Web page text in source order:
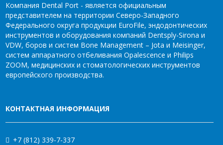
Компания Dental Port - является официальным
представителем на территории Северо-Западного
Федерального округа продукции EuroFile, эндодонтических
инструментов и оборудования компаний Dentsply-Sirona и
VDW, боров и систем Bone Management – Jota и Meisinger,
систем аппаратного отбеливания Opalescence и Philips
ZOOM, медицинских и стоматологических инструментов
европейского производства.
КОНТАКТНАЯ ИНФОРМАЦИЯ
+7 (812) 339-7-337